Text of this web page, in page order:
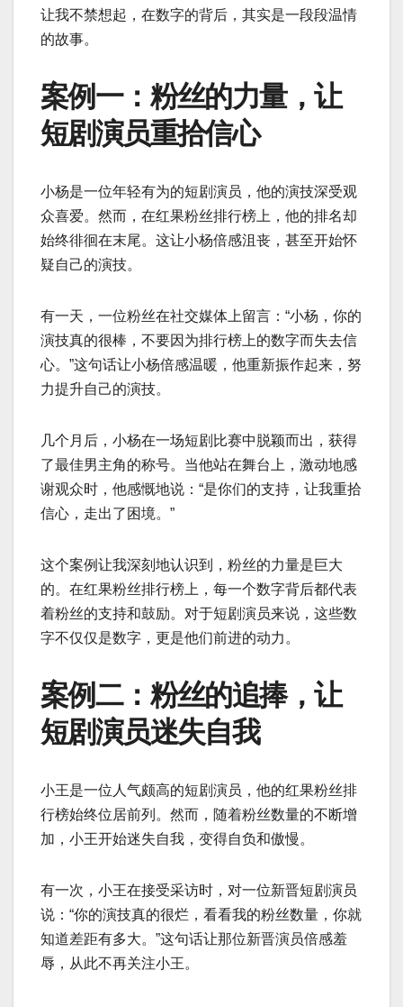
让我不禁想起，在数字的背后，其实是一段段温情
的故事。
案例一：粉丝的力量，让
短剧演员重拾信心
小杨是一位年轻有为的短剧演员，他的演技深受观
众喜爱。然而，在红果粉丝排行榜上，他的排名却
始终徘徊在末尾。这让小杨倍感沮丧，甚至开始怀
疑自己的演技。
有一天，一位粉丝在社交媒体上留言：“小杨，你的
演技真的很棒，不要因为排行榜上的数字而失去信
心。”这句话让小杨倍感温暖，他重新振作起来，努
力提升自己的演技。
几个月后，小杨在一场短剧比赛中脱颖而出，获得
了最佳男主角的称号。当他站在舞台上，激动地感
谢观众时，他感慨地说：“是你们的支持，让我重拾
信心，走出了困境。”
这个案例让我深刻地认识到，粉丝的力量是巨大
的。在红果粉丝排行榜上，每一个数字背后都代表
着粉丝的支持和鼓励。对于短剧演员来说，这些数
字不仅仅是数字，更是他们前进的动力。
案例二：粉丝的追捧，让
短剧演员迷失自我
小王是一位人气颇高的短剧演员，他的红果粉丝排
行榜始终位居前列。然而，随着粉丝数量的不断增
加，小王开始迷失自我，变得自负和傲慢。
有一次，小王在接受采访时，对一位新晋短剧演员
说：“你的演技真的很烂，看看我的粉丝数量，你就
知道差距有多大。”这句话让那位新晋演员倍感羞
辱，从此不再关注小王。